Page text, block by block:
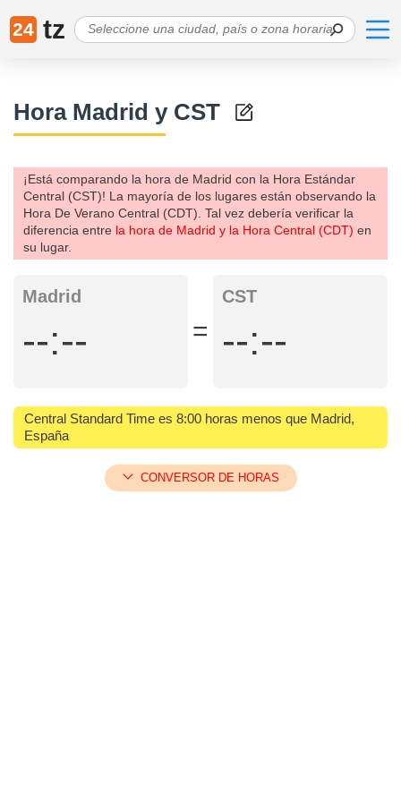
24 tz
Hora Madrid y CST
¡Está comparando la hora de Madrid con la Hora Estándar
Central (CST)! La mayoría de los lugares están observando la
Hora De Verano Central (CDT). Tal vez debería verificar la
diferencia entre la hora de Madrid y la Hora Central (CDT) en
su lugar.
Madrid
--:-- =
CST
--:--
Central Standard Time es 8:00 horas menos que Madrid,
España
CONVERSOR DE HORAS